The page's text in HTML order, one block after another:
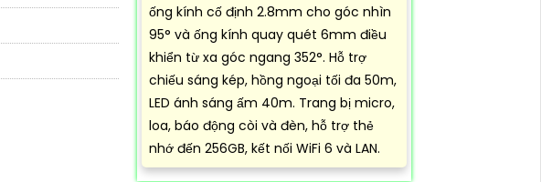
ống kính cố định 2.8mm cho góc nhìn
95° và ống kính quay quét 6mm điều
khiển từ xa góc ngang 352°. Hỗ trợ
chiếu sáng kép, hồng ngoại tối đa 50m,
LED ánh sáng ấm 40m. Trang bị micro,
loa, báo động còi và đèn, hỗ trợ thẻ
nhớ đến 256GB, kết nối WiFi 6 và LAN.